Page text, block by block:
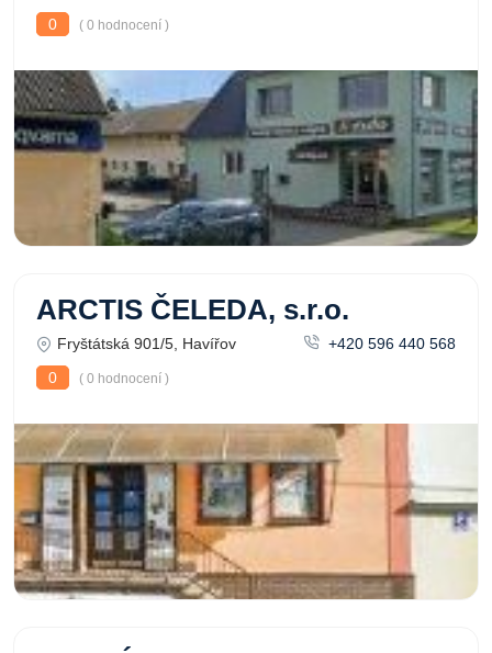
0
( 0 hodnocení )
ARCTIS ČELEDA, s.r.o.
Fryštátská 901/5, Havířov
+420 596 440 568
0
( 0 hodnocení )